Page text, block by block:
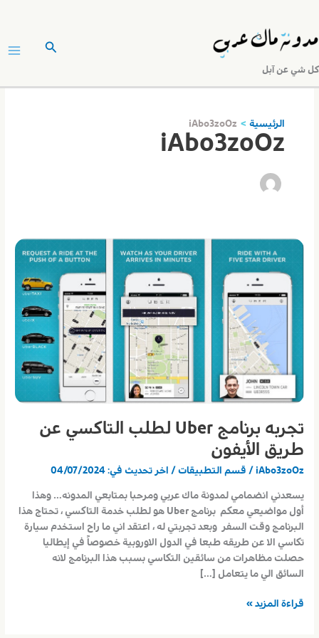
إلى
كل شي عن آبل
البحث
الرئيسية iAbo3zoOz
iAbo3zoOz
تجربه برنامج Uber لطلب التاكسي عن
طريق الأيفون
iAbo3zoOz
/ قسم التطبيقات / اخر تحديث في: 04/07/2024
يسعدني انضمامي لمدونة ماك عربي ومرحبا بمتابعي المدونه… وهذا
أول مواضيعي معكم برنامج Uber هو لطلب خدمة التاكسي ، تحتاج هذا
البرنامج وقت السفر وبعد تجربتي له ، اعتقد اني ما راح استخدم سيارة
تكاسي الا عن طريقه طبعا في الدول الاوروبية خصوصاً في إيطاليا
حصلت مظاهرات من سائقين التكاسي بسبب هذا البرنامج لانه
السائق الي ما يتعامل […]
تجربه
قراءة المزيد »